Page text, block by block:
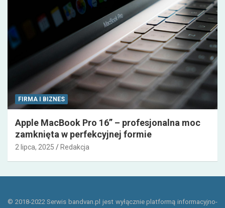
FIRMA I BIZNES
Apple MacBook Pro 16” – profesjonalna moc
zamknięta w perfekcyjnej formie
2 lipca, 2025 Redakcja
© 2018-2022 Serwis bandvan.pl jest wyłącznie platformą informacyjno-